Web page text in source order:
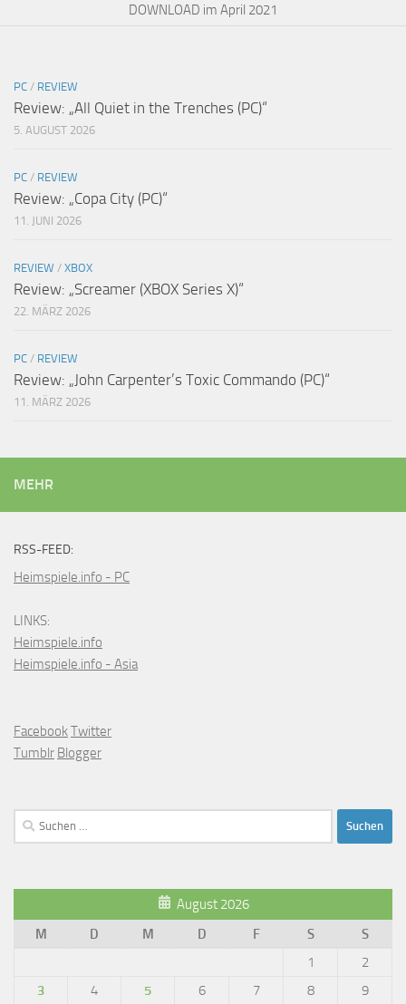
DOWNLOAD im April 2021
PC / REVIEW
Review: „All Quiet in the Trenches (PC)“
5. AUGUST 2026
PC / REVIEW
Review: „Copa City (PC)“
11. JUNI 2026
REVIEW / XBOX
Review: „Screamer (XBOX Series X)“
22. MÄRZ 2026
PC / REVIEW
Review: „John Carpenter’s Toxic Commando (PC)“
11. MÄRZ 2026
MEHR
RSS-FEED:
Heimspiele.info - PC
LINKS:
Heimspiele.info
Heimspiele.info - Asia
FacebookTwitter
Tumblr Blogger
Suchen
nach:
August 2026
M
D M D F S
S
1
2
3
4 5 6 7 8 9